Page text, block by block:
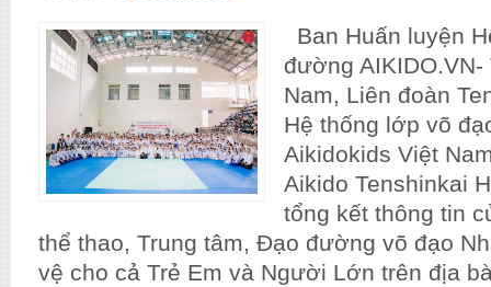
Ban Huấn luyện
đường
Nam, Liên đoàn
Hệ thống lớp võ
Aikidokids Việt
Aikido Tenshinkai
tổng kết thông tin
thể thao, Trung tâm, Đạo đường võ đạo
vệ cho cả Trẻ Em và Người Lớn trên địa